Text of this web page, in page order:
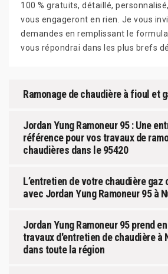
100 % gratuits, détaillé,
vous engageront en rien. Je vous
demandes en remplissant le
vous répondrai dans les plus brefs
Ramonage de chaudière à fioul et
Jordan Yung Ramoneur 95 : Une
référence pour vos travaux de
chaudières dans le 95420
L’entretien de votre chaudière gaz
avec Jordan Yung Ramoneur 95 à
Jordan Yung Ramoneur 95 prend
travaux d'entretien de chaudière à
dans toute la région